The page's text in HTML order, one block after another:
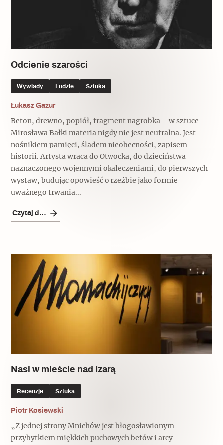
Kruchość rzeczy
Wywiady
Popularne
Recenzje
Popularne
Ulubieniec Fortuny
Dziedzictwo na co dzień
Jak wskrzesić smak
Ludzie
Popularne
Siostry rzeźbiarki
Jedźmy w Polskę!
Varia
Popularne
Memento dla modernizmu
Popularne
Biskupin - rezerwat archeologiczny
Muzea od nowa
Popularne
Narodowego Muzeum Techniki
Polska ze smakiem
Popularne
Kuchnia w Ostromecku: puder z
Patronaty
MonumentApp
Krakowskie Kawiarnie
Odcienie szarości
Wywiady Ludzie Sztuka
Łukasz Gazur
Beton, drewno, popiół, fragment nagrobka – w sztuce
Mirosława Bałki materia nigdy nie jest neutralna. Jest
nośnikiem pamięci, śladem nieobecności, zapisem
historii. Artysta wraca do Otwocka, do dzieciństwa
naznaczonego wojennymi okaleczeniami, do pierwszych
wystaw, budując opowieść o rzeźbie jako formie
uważnego trwania...
Czytaj dalej
Nasi w mieście nad Izarą
Recenzje Sztuka
Piotr Kosiewski
„Z jednej strony Mnichów jest błogosławionym
przybytkiem miękkich puchowych betów i arcy